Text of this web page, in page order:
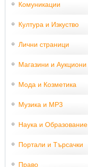
Комуникации
Култура и Изкуство
Лични страници
Магазини и Аукциони
Мода и Козметика
Музика и MP3
Наука и Образование
Портали и Търсачки
Право